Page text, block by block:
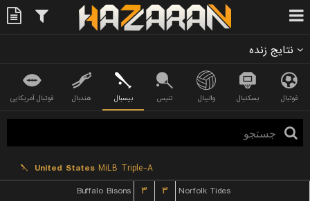
نتایج زنده
فوتبال بسکتبال والیبال تنیس بیسبال هندبال فوتبال آمریکایی
United States MiLB Triple-A
Buffalo Bisons
۳ ۳
Norfolk Tides